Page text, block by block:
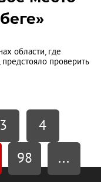
области, где
предстояло проверить
3 4
98 ...